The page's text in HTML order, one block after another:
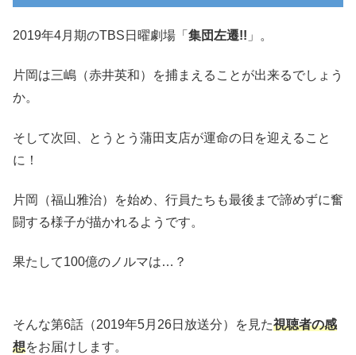
2019年4月期のTBS日曜劇場「 集団左遷!! 」。
片岡は三嶋（赤井英和）を捕まえることが出来るでしょう
か。
そして次回、とうとう蒲田支店が運命の日を迎えること
に！
片岡（福山雅治）を始め、行員たちも最後まで諦めずに奮
闘する様子が描かれるようです。
果たして100億のノルマは…？
そんな第6話（2019年5月26日放送分）を見た視聴者の感
想をお届けします。